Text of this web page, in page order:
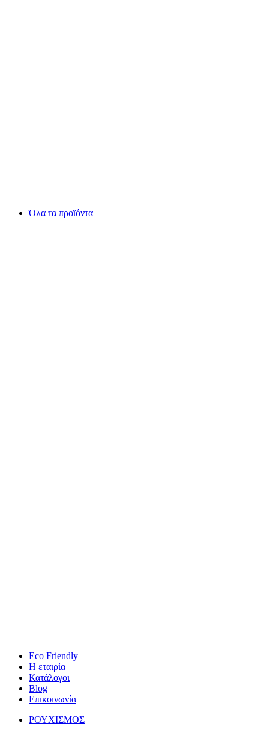
Όλα τα προϊόντα
Eco Friendly
Η εταιρία
Κατάλογοι
Blog
Επικοινωνία
ΡΟΥΧΙΣΜΟΣ